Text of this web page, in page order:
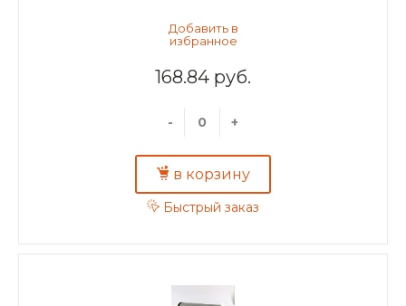
168.84 руб.
- +
в корзину
Быстрый заказ